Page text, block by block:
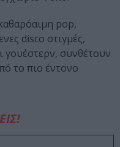
pop,
disco στιγμές,
γουέστερν, συνθέτουν
το πιο έντονο